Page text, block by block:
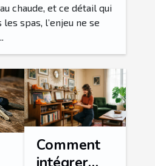
chaude, et ce détail qui
spas, l’enjeu ne se
Comment